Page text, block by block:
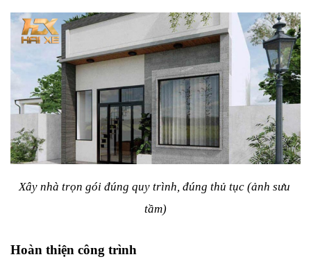
Xây nhà trọn gói đúng quy trình, đúng thủ tục (ảnh sưu
tầm)
Hoàn thiện công trình